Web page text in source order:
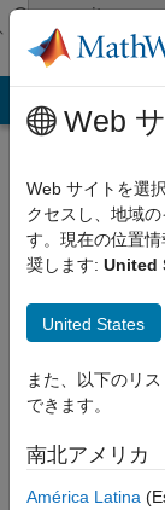
コンテンツへスキッ
Community
Profile
dpb
Last
seen:
Today
2012
年
ら
Web
Web サイトを選
クセスし、地域
す。現在の位置
奨します: United
United States
また、以下のリ
できます。
南北アメリカ
América Latina